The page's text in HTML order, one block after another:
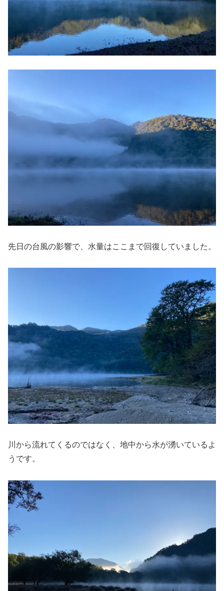
先日の台風の影響で、水量はここまで回復していました。
川から流れてくるのではなく、地中から水が湧いているよ
うです。